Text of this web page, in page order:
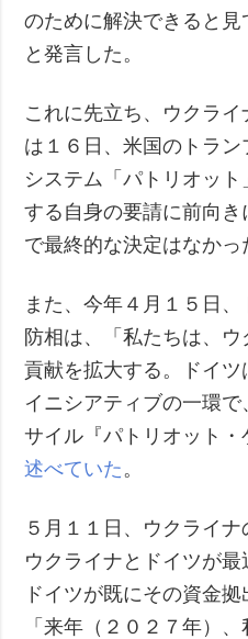
のために解決できると見
と発言した。
これに先立ち、ウクラ
は１６日、米国のトラ
システム「パトリオッ
する自身の要請に前向
で最終的な決定はなかっ
また、今年４月１５日
防相は、「私たちは、
貢献を拡大する。ドイツ
イニシアティブの一環で
サイル『パトリオット
述べていた 。
５月１１日、ウクライナ
ウクライナとドイツが最
ドイツが既にその資金拠
「来年（２０２７年）